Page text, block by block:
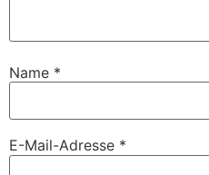
Name *
E-Mail-Adresse *